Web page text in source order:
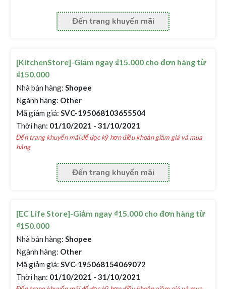
Đến trang khuyến mãi
[KitchenStore]-Giảm ngay ₫15.000 cho đơn hàng từ
₫150.000
Nhà bán hàng: Shopee
Ngành hàng: Other
Mã giảm giá: SVC-195068103655504
Thời hạn: 01/10/2021 - 31/10/2021
Đến trang khuyến mãi để đọc kỹ hơn điều khoản giảm giá và mua
hàng
Đến trang khuyến mãi
[EC Life Store]-Giảm ngay ₫15.000 cho đơn hàng từ
₫150.000
Nhà bán hàng: Shopee
Ngành hàng: Other
Mã giảm giá: SVC-195068154069072
Thời hạn: 01/10/2021 - 31/10/2021